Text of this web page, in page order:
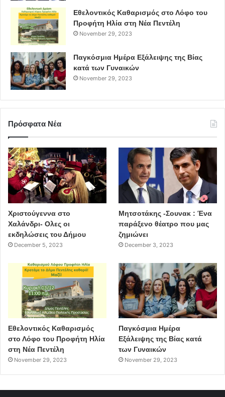
Εθελοντικός Καθαρισμός στο Λόφο του
Προφήτη Ηλία στη Νέα Πεντέλη
November 29, 2023
Παγκόσμια Ημέρα Εξάλειψης της Βίας
κατά των Γυναικών
November 29, 2023
Πρόσφατα Νέα
Χριστούγεννα στο
Χαλάνδρι- Ολες οι
εκδηλώσεις του Δήμου
December 5, 2023
Μητσοτάκης -Σουνακ : Ένα
παράξενο θέατρο που μας
ζημιώνει
December 3, 2023
Εθελοντικός Καθαρισμός
στο Λόφο του Προφήτη Ηλία
στη Νέα Πεντέλη
November 29, 2023
Παγκόσμια Ημέρα
Εξάλειψης της Βίας κατά
των Γυναικών
November 29, 2023